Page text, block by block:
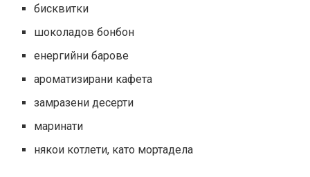
бисквитки
шоколадов бонбон
енергийни барове
ароматизирани кафета
замразени десерти
маринати
някои котлети, като мортадела